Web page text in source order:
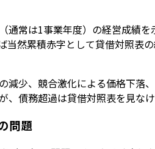
通常は1事業年度）の経営成績
当然累積赤字として貸借対照表
減少、競合激化による価格下落
、債務超過は貸借対照表を見な
問題